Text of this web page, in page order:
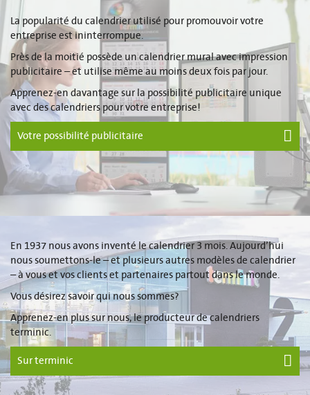
La popularité du calendrier utilisé pour promouvoir votre
entreprise est ininterrompue.
Près de la moitié possède un calendrier mural avec impression
publicitaire – et utilise même au moins deux fois par jour.
Apprenez-en davantage sur la possibilité publicitaire unique
avec des calendriers pour votre entreprise!
Votre possibilité publicitaire
En 1937 nous avons inventé le calendrier 3 mois. Aujourd’hui
nous soumettons-le – et plusieurs autres modèles de calendrier
– à vous et vos clients et partenaires partout dans le monde.
Vous désirez savoir qui nous sommes?
Apprenez-en plus sur nous, le producteur de calendriers
terminic.
Sur terminic